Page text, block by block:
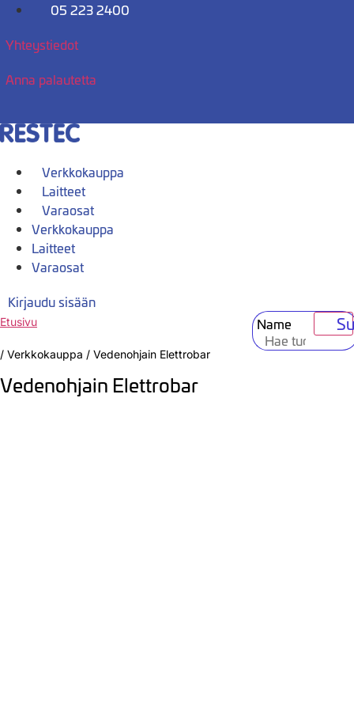
Mene
05 223 2400
Yhteystiedot
Anna palautetta
Verkkokauppa
Laitteet
Varaosat
Verkkokauppa
Laitteet
Varaosat
Kirjaudu sisään
Name
Etusivu
/ Verkkokauppa / Vedenohjain Elettrobar
Vedenohjain Elettrobar